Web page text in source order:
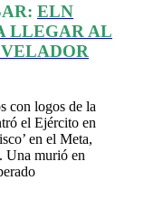
ELN
LLEGAR AL
con logos de la
el Ejército en
en el Meta,
Una murió en